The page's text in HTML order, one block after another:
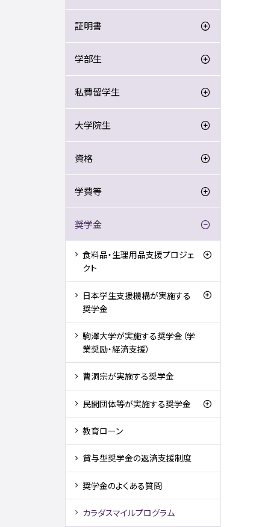
証明書
学部生
私費留学生
大学院生
資格
学費等
奨学金
食料品・生理用品支援プロジェ
クト
日本学生支援機構が実施する
奨学金
駒澤大学が実施する奨学金（学
業奨励・経済支援）
曹洞宗が実施する奨学金
民間団体等が実施する奨学金
教育ローン
貸与型奨学金の返済支援制度
奨学金のよくある質問
カラダスマイルプログラム